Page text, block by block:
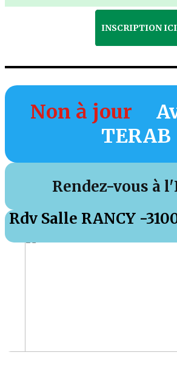
INSCRIPTION ICI
Non à jour
TERAB
Rendez-vous à
Rdv Salle RANCY -